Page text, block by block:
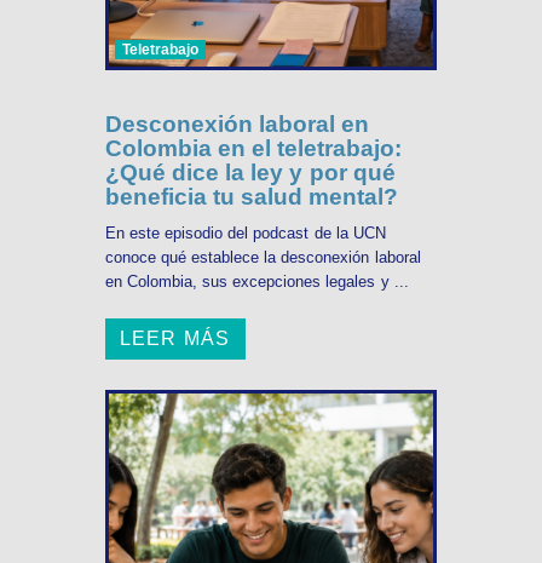
Teletrabajo
Desconexión laboral en
Colombia en el teletrabajo:
¿Qué dice la ley y por qué
beneficia tu salud mental?
En este episodio del podcast de la UCN
conoce qué establece la desconexión laboral
en Colombia, sus excepciones legales y ...
LEER MÁS